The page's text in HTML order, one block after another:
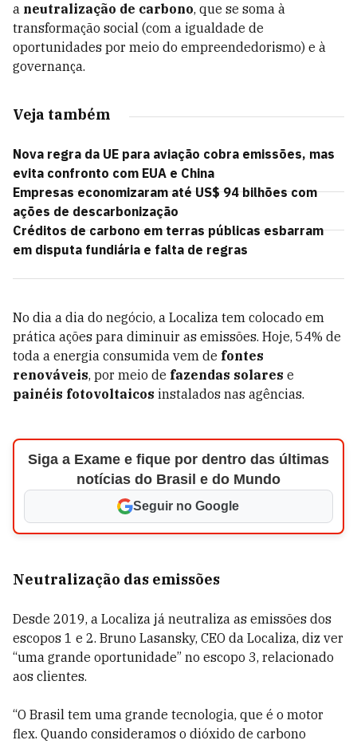
a neutralização de carbono, que se soma à
transformação social (com a igualdade de
oportunidades por meio do empreendedorismo) e à
governança.
Veja também
Nova regra da UE para aviação cobra emissões, mas
evita confronto com EUA e China
Empresas economizaram até US$ 94 bilhões com
ações de descarbonização
Créditos de carbono em terras públicas esbarram
em disputa fundiária e falta de regras
No dia a dia do negócio, a Localiza tem colocado em
prática ações para diminuir as emissões. Hoje, 54% de
toda a energia consumida vem de fontes
renováveis, por meio de fazendas solares e
painéis fotovoltaicos instalados nas agências.
Siga a Exame e fique por dentro das últimas
notícias do Brasil e do Mundo
Seguir no Google
Neutralização das emissões
Desde 2019, a Localiza já neutraliza as emissões dos
escopos 1 e 2. Bruno Lasansky, CEO da Localiza, diz ver
“uma grande oportunidade” no escopo 3, relacionado
aos clientes.
“O Brasil tem uma grande tecnologia, que é o motor
flex. Quando consideramos o dióxido de carbono